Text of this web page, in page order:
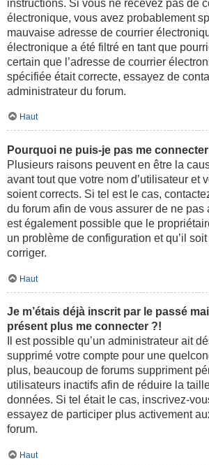
instructions. Si vous ne recevez pas de
électronique, vous avez probablement
mauvaise adresse de courrier
électronique a été filtré en tant que
certain que l’adresse de courrier
spécifiée était correcte, essayez de
administrateur du forum.
Haut
Pourquoi ne puis-je pas me
Plusieurs raisons peuvent en être la
avant tout que votre nom d’utilisateur et
soient corrects. Si tel est le cas,
du forum afin de vous assurer de ne pas
est également possible que le
un problème de configuration et qu’il
corriger.
Haut
Je m’étais déjà inscrit par le passé
présent plus me connecter ?!
Il est possible qu’un administrateur ait
supprimé votre compte pour une
plus, beaucoup de forums suppriment
utilisateurs inactifs afin de réduire la
données. Si tel était le cas, inscrivez-
essayez de participer plus activement
forum.
Haut